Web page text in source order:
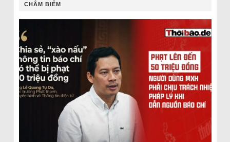
CHÂM BIẾM